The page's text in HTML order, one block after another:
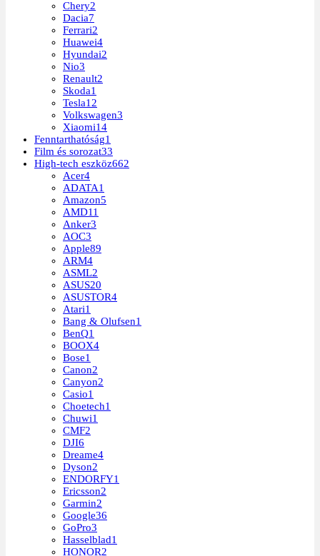
Chery2
Dacia7
Ferrari2
Huawei4
Hyundai2
Nio3
Renault2
Skoda1
Tesla12
Volkswagen3
Xiaomi14
Fenntarthatóság1
Film és sorozat33
High-tech eszköz662
Acer4
ADATA1
Amazon5
AMD11
Anker3
AOC3
Apple89
ARM4
ASML2
ASUS20
ASUSTOR4
Atari1
Bang & Olufsen1
BenQ1
BOOX4
Bose1
Canon2
Canyon2
Casio1
Choetech1
Chuwi1
CMF2
DJI6
Dreame4
Dyson2
ENDORFY1
Ericsson2
Garmin2
Google36
GoPro3
Hasselblad1
HONOR2